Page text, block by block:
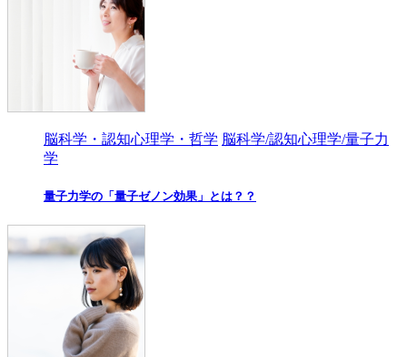
脳科学・認知心理学・哲学 脳科学/認知心理学/量子力
学
量子力学の「量子ゼノン効果」とは？？